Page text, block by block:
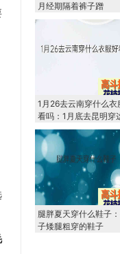
月经期隔着裤子蹭
1月26去云南穿什么衣
看吗：1月底去昆明穿
腿胖夏天穿什么鞋子
子矮腿粗穿的鞋子